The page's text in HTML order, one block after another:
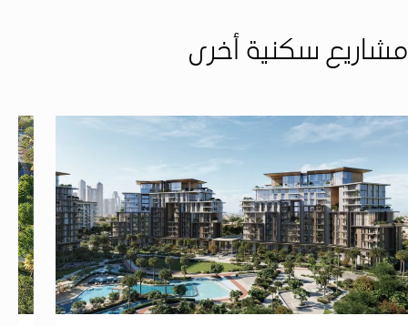
مشاريع سكنية أخرى